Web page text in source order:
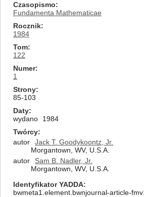
Czasopismo
Fundamenta Mathematicae
Rocznik
1984
Tom
122
Numer
1
Strony
85-103
Daty
wydano
1984
Twórcy
autor
Jack T. Goodykoontz, Jr.
Morgantown, WV, U.S.A.
autor
Sam B. Nadler, Jr.
Morgantown, WV, U.S.A.
Identyfikator YADDA
bwmeta1.element.bwnjournal-article-